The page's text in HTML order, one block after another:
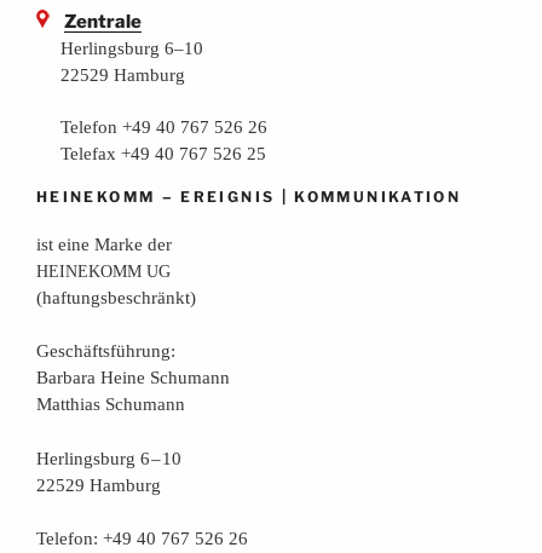
Zentrale
Herlingsburg 6–10
22529 Hamburg
Telefon +49 40 767 526 26
Telefax +49 40 767 526 25
HEINEKOMM –EREIGNIS |KOMMUNIKATION
ist eine Mar­ke der
HEINEKOMM UG
(haf­tungs­be­schränkt)
Geschäfts­füh­rung:
Bar­ba­ra Hei­ne Schumann
Mat­thi­as Schumann
Her­lings­burg 6 – 10
22529 Hamburg
Tele­fon: +49 40 767 526 26